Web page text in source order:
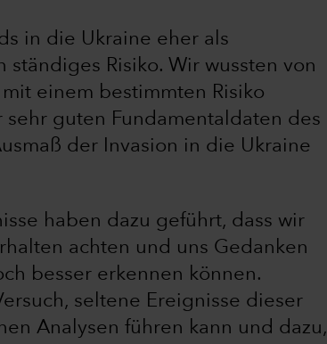
in die Ukraine eher als
ständiges Risiko. Wir wussten von
einem bestimmten Risiko
guten Fundamentaldaten des
der Invasion in die Ukraine
haben dazu geführt, dass wir
achten und uns Gedanken
besser erkennen können.
seltene Ereignisse dieser
Analysen führen kann und dazu,